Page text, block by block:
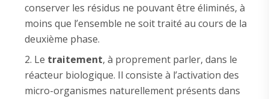
conserver les résidus ne pouvant être éliminés, à
moins que l’ensemble ne soit traité au cours de la
deuxième phase.
Le traitement, à proprement parler, dans le
réacteur biologique. Il consiste à l’activation des
micro-organismes naturellement présents dans